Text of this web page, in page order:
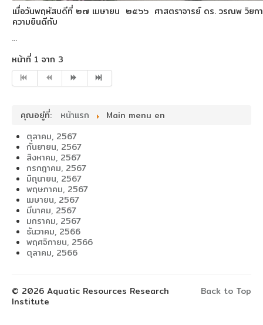
เมื่อวันพฤหัสบดีที่ ๒๗ เมษายน ๒๕๖๖ ศาสตราจารย์ ดร. วรณพ วิยก
ความยินดีกับ
...
หน้าที่ 1 จาก 3
คุณอยู่ที่: หน้าแรก
Main menu en
ตุลาคม, 2567
กันยายน, 2567
สิงหาคม, 2567
กรกฎาคม, 2567
มิถุนายน, 2567
พฤษภาคม, 2567
เมษายน, 2567
มีนาคม, 2567
มกราคม, 2567
ธันวาคม, 2566
พฤศจิกายน, 2566
ตุลาคม, 2566
Back to Top
© 2026 Aquatic Resources Research
Institute